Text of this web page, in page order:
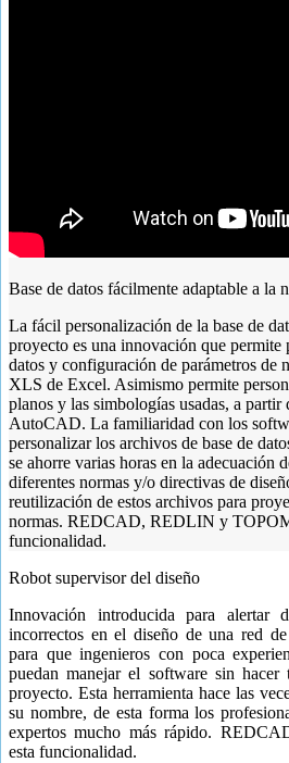
Base de datos fácilmente adaptable a la
La fácil personalización de la base de
proyecto es una innovación que permite
datos y configuración de parámetros de
XLS de Excel. Asimismo permite
planos y las simbologías usadas, a
AutoCAD. La familiaridad con los
personalizar los archivos de base de
se ahorre varias horas en la adecuación
diferentes normas y/o directivas de
reutilización de estos archivos para
normas. REDCAD, REDLIN y
funcionalidad.
Robot supervisor del diseño
Innovación introducida para alertar
incorrectos en el diseño de una red
para que ingenieros con poca
puedan manejar el software sin hacer
proyecto. Esta herramienta hace las
su nombre, de esta forma los
expertos mucho más rápido.
esta funcionalidad.